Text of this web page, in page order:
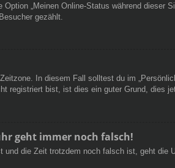
„Meinen Online-Status während
gezählt.
In diesem Fall solltest du im
registriert bist, ist dies ein guter Grund, dies
geht immer noch falsch!
die Zeit trotzdem noch falsch ist, geht